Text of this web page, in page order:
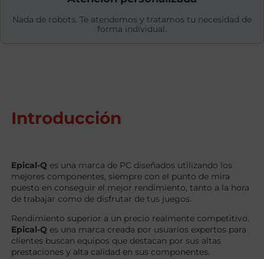
Nada de robots. Te atendemos y tratamos tu necesidad de
forma individual.
Introducción
Epical-Q es una marca de PC diseñados utilizando los
mejores componentes, siempre con el punto de mira
puesto en conseguir el mejor rendimiento, tanto a la hora
de trabajar como de disfrutar de tus juegos.
Rendimiento superior a un precio realmente competitivo.
Epical-Q es una marca creada por usuarios expertos para
clientes buscan equipos que destacan por sus altas
prestaciones y alta calidad en sus componentes.